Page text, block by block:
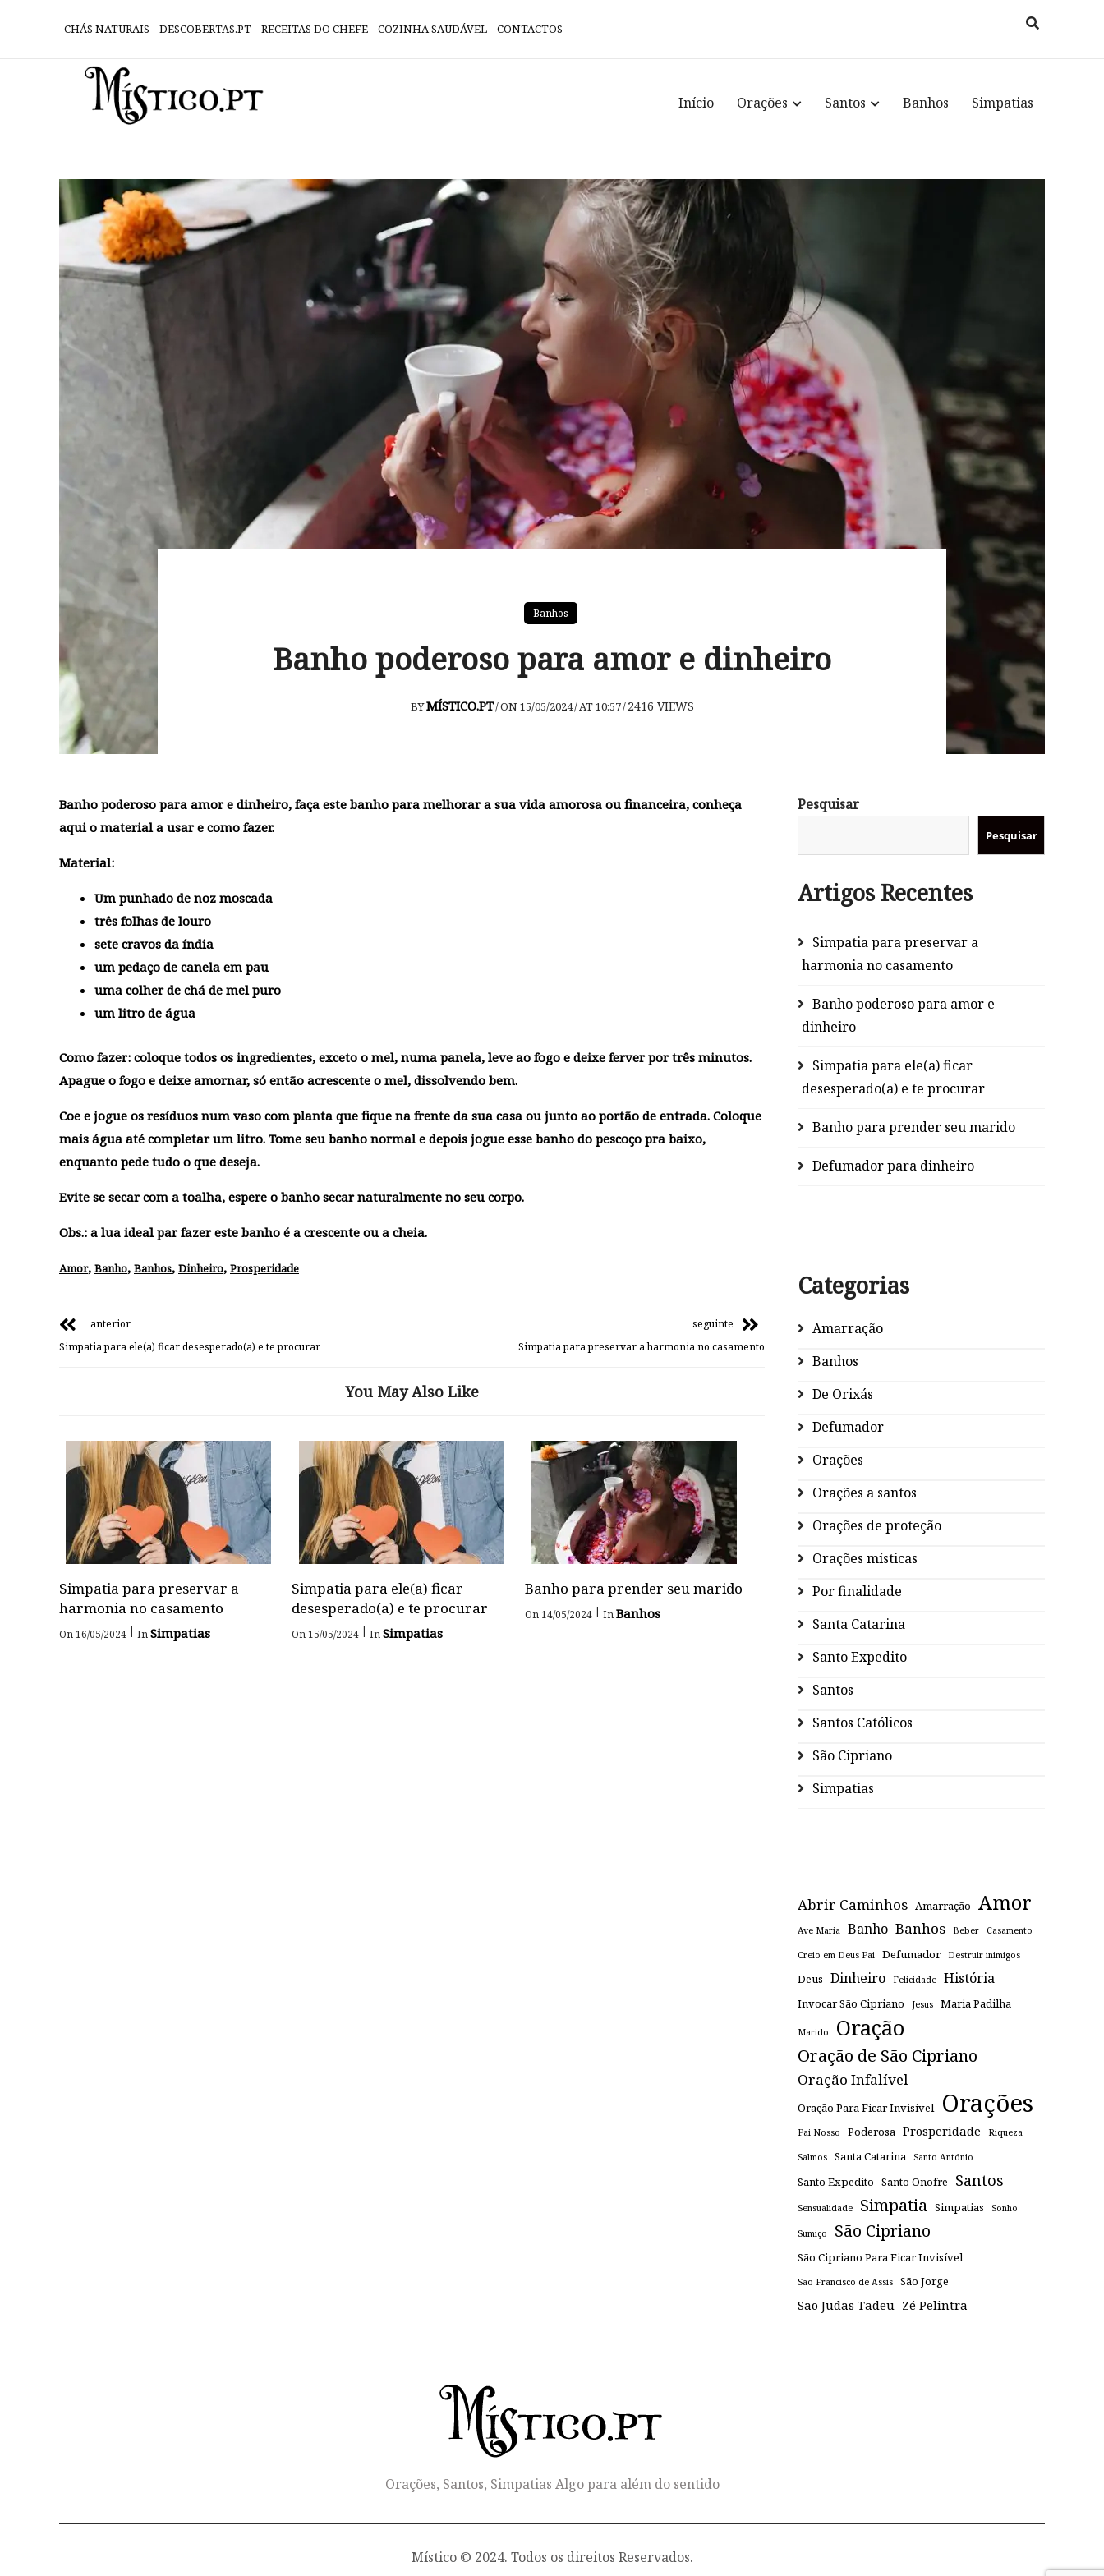
CHÁS NATURAIS DESCOBERTAS.PT RECEITAS DO CHEFE COZINHA SAUDÁVEL CONTACTOS
Início Orações Santos Banhos Simpatias
Banhos
Banho poderoso para amor e dinheiro
BYMÍSTICO.PT/ON 15/05/2024/AT 10:57/2416 VIEWS
Banho poderoso para amor e dinheiro, faça este banho para melhorar a sua vida amorosa ou financeira, conheça
aqui o material a usar e como fazer.
Material:
Um punhado de noz moscada
três folhas de louro
sete cravos da índia
um pedaço de canela em pau
uma colher de chá de mel puro
um litro de água
Como fazer: coloque todos os ingredientes, exceto o mel, numa panela, leve ao fogo e deixe ferver por três minutos.
Apague o fogo e deixe amornar, só então acrescente o mel, dissolvendo bem.
Coe e jogue os resíduos num vaso com planta que fique na frente da sua casa ou junto ao portão de entrada. Coloque
mais água até completar um litro. Tome seu banho normal e depois jogue esse banho do pescoço pra baixo,
enquanto pede tudo o que deseja.
Evite se secar com a toalha, espere o banho secar naturalmente no seu corpo.
Obs.: a lua ideal par fazer este banho é a crescente ou a cheia.
Amor, Banho, Banhos, Dinheiro, Prosperidade
anterior
Simpatia para ele(a) ficar desesperado(a) e te procurar
seguinte
Simpatia para preservar a harmonia no casamento
You May Also Like
Simpatia para preservar a
harmonia no casamento
On 16/05/2024 | InSimpatias
Simpatia para ele(a) ficar
desesperado(a) e te procurar
On 15/05/2024 | InSimpatias
Banho para prender seu marido
On 14/05/2024 | InBanhos
Pesquisar
Pesquisar
Artigos Recentes
Simpatia para preservar a
harmonia no casamento
Banho poderoso para amor e
dinheiro
Simpatia para ele(a) ficar
desesperado(a) e te procurar
Banho para prender seu marido
Defumador para dinheiro
Categorias
Amarração
Banhos
De Orixás
Defumador
Orações
Orações a santos
Orações de proteção
Orações místicas
Por finalidade
Santa Catarina
Santo Expedito
Santos
Santos Católicos
São Cipriano
Simpatias
Abrir Caminhos Amarração Amor
Ave Maria Banho Banhos Beber Casamento
Creio em Deus Pai Defumador Destruir inimigos
Deus Dinheiro Felicidade História
Invocar São Cipriano Jesus Maria Padilha
Marido Oração
Oração de São Cipriano
Oração Infalível
Oração Para Ficar Invisível Orações
Pai Nosso Poderosa Prosperidade Riqueza
Salmos Santa Catarina Santo António
Santo Expedito Santo Onofre Santos
Sensualidade Simpatia Simpatias Sonho
Sumiço São Cipriano
São Cipriano Para Ficar Invisível
São Francisco de Assis São Jorge
São Judas Tadeu Zé Pelintra
Orações, Santos, Simpatias Algo para além do sentido
Místico © 2024. Todos os direitos Reservados.